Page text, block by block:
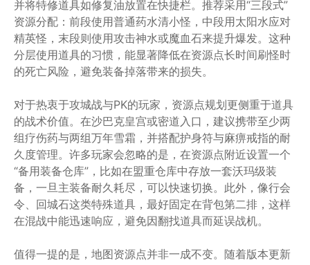
并将特修道具如修复油放置在快捷栏。推荐采用“三段式”
资源分配：前段使用普通药水清小怪，中段用太阳水应对
精英怪，末段则使用攻击神水或魔血石来提升爆发。这种
分层使用道具的习惯，能显著降低在资源点长时间刷怪时
的死亡风险，避免装备掉落带来的损失。
对于热衷于攻城战与PK的玩家，资源点规划更侧重于道具
的战术价值。在沙巴克皇宫或密道入口，建议携带至少两
组疗伤药与两组万年雪霜，并搭配护身符与麻痹戒指的耐
久度管理。许多玩家会忽略的是，在资源点附近设置一个
“备用装备仓库”，比如在盟重仓库中存放一套沃玛级装
备，一旦主装备耐久耗尽，可以快速切换。此外，像行会
令、回城石这类特殊道具，最好固定在背包第二排，这样
在混战中能迅速响应，避免因翻找道具而延误战机。
值得一提的是，地图资源点并非一成不变。随着版本更新